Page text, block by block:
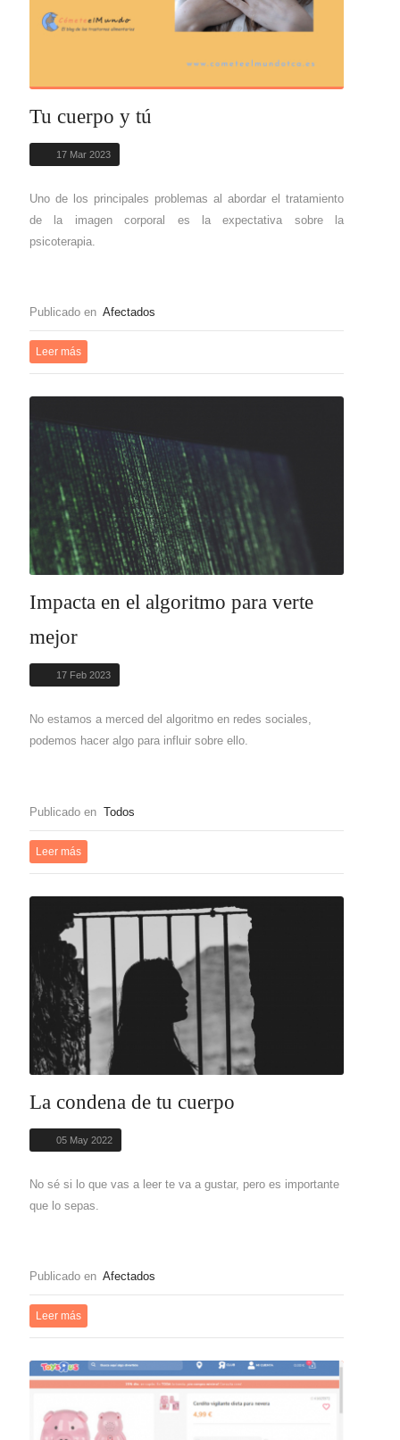
Tu cuerpo y tú
17 Mar 2023
Uno de los principales problemas al abordar el tratamiento
de la imagen corporal es la expectativa sobre la
psicoterapia.
Publicado en Afectados
Leer más
Impacta en el algoritmo para verte
mejor
17 Feb 2023
No estamos a merced del algoritmo en redes sociales,
podemos hacer algo para influir sobre ello.
Publicado en Todos
Leer más
La condena de tu cuerpo
05 May 2022
No sé si lo que vas a leer te va a gustar, pero es importante
que lo sepas.
Publicado en Afectados
Leer más